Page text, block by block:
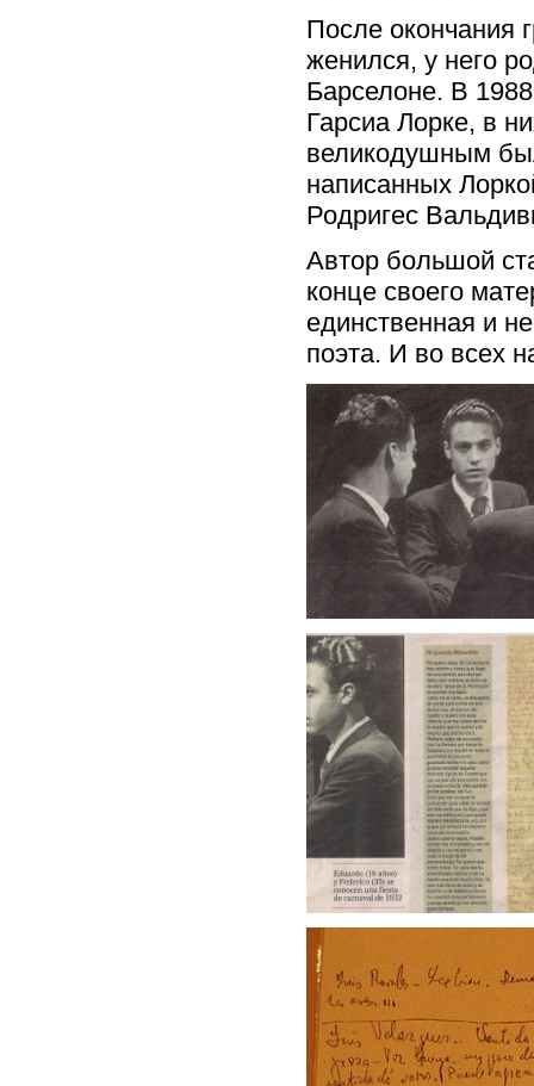
После окончания
женился, у него
Барселоне. В
Гарсиа Лорке, в
великодушным
написанных
Родригес
Автор большой
конце своего
единственная и
поэта. И во всех